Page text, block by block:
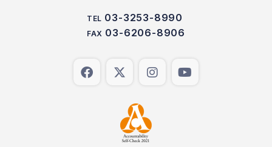
TEL 03-3253-8990
FAX 03-6206-8906